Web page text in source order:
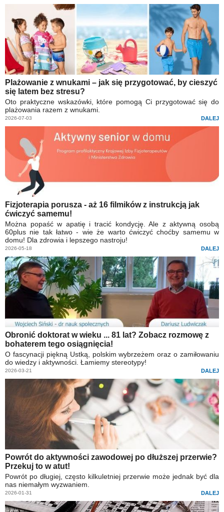
Plażowanie z wnukami – jak się przygotować, by cieszyć
się latem bez stresu?
Oto praktyczne wskazówki, które pomogą Ci przygotować się do
plażowania razem z wnukami.
2026-07-03 DALEJ
Fizjoterapia porusza - aż 16 filmików z instrukcją jak
ćwiczyć samemu!
Można popaść w apatię i tracić kondycję. Ale z aktywną osobą
60plus nie tak łatwo - wie że warto ćwiczyć choćby samemu w
domu! Dla zdrowia i lepszego nastroju!
2026-05-18 DALEJ
Obronić doktorat w wieku ... 81 lat? Zobacz rozmowę z
bohaterem tego osiągnięcia!
O fascynacji piękną Ustką, polskim wybrzeżem oraz o zamiłowaniu
do wiedzy i aktywności. Łamiemy stereotypy!
2026-03-21 DALEJ
Powrót do aktywności zawodowej po dłuższej przerwie?
Przekuj to w atut!
Powrót po długiej, często kilkuletniej przerwie może jednak być dla
nas niemałym wyzwaniem.
2026-01-31 DALEJ